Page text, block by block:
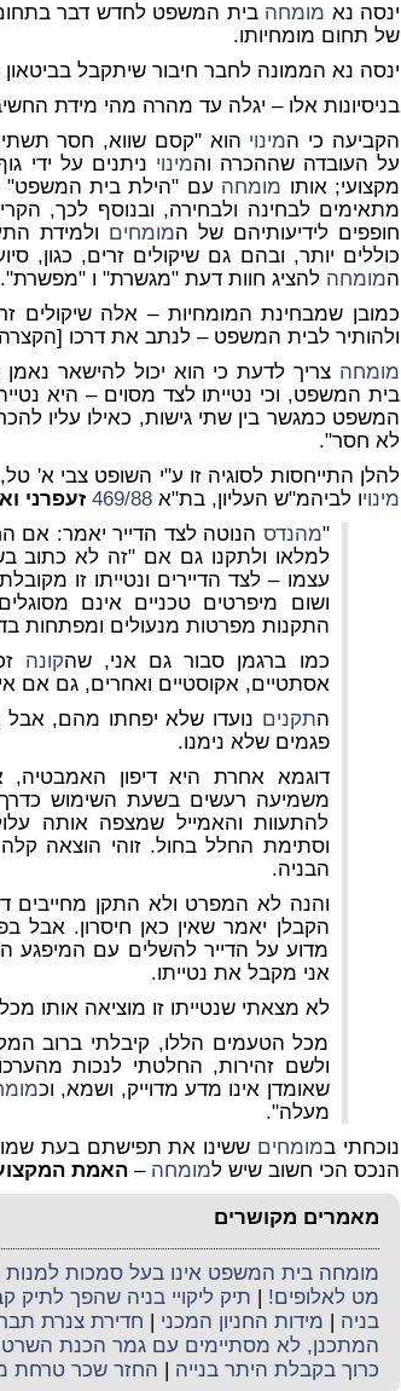
ינסה נא מומחה בית המשפט לחדש דבר
של תחום מומחיותו.
ינסה נא הממונה לחבר חיבור שיתקבל
בניסיונות אלו – יגלה עד מהרה מהי מידת
הקביעה כי המינוי הוא "קסם שווא, חסר
על העובדה שההכרה והמינוי ניתנים על ידי
מקצועי; אותו מומחה עם "הילת בית המשפט" –
מתאימים לבחינה ולבחירה, ובנוסף לכך,
חופפים לידיעותיהם של המומחים ולמידת
כוללים יותר, ובהם גם שיקולים זרים, כגון,
המומחה להציג חוות דעת "מגשרת" ו "מפשרת".
כמובן שמבחינת המומחיות – אלה שיקולים
ולהותיר לבית המשפט – לנתב את דרכו
מומחה צריך לדעת כי הוא יכול להישאר
בית המשפט, וכי נטייתו לצד מסוים – היא
המשפט כמגשר בין שתי גישות, כאילו עליו
לא חסר".
להלן התייחסות לסוגיה זו ע"י השופט צבי א'
מינויו לביהמ"ש העליון, בת"א 469/88 זעפרני
"מהנדס הנוטה לצד הדייר יאמר: אם
למלאו ולתקנו גם אם "זה לא כתוב
עצמו – לצד הדיירים ונטייתו זו
ושום מיפרטים טכניים אינם
התקנות מפרטות מנעולים ומפתחות
כמו ברגמן סבור גם אני, שהקונה
אסתטיים, אקוסטיים ואחרים, גם אם
התקנים נועדו שלא יפחתו מהם, אבל
פגמים שלא נימנו.
דוגמא אחרת היא דיפון האמבטיה,
משמיעה רעשים בשעת השימוש
להתעוות והאמייל שמצפה אותה
וסתימת החלל בחול. זוהי הוצאה
הבניה.
והנה לא המפרט ולא התקן מחייבים
הקבלן יאמר שאין כאן חיסרון. אבל
מדוע על הדייר להשלים עם המיפגע
אני מקבל את נטייתו.
לא מצאתי שנטייתו זו מוציאה אותו
מכל הטעמים הללו, קיבלתי ברוב
שאומדן אינו מדע מדוייק, ושמא, וכ
מעלה".
נוכחתי במומחים ששינו את תפישתם בעת
הנכס הכי חשוב שיש למומחה – האמת
מאמרים מקושרים
מומחה בית המשפט אינו בעל סמכות למנות
מט לאלופים! | תיק ליקויי בניה שהפך
בניה | מידות החניון המכני | חדירת צנרת
המתכנן, לא מסתיימים עם גמר הכנת
כרוך בקבלת היתר בנייה | החזר שכר טרחת